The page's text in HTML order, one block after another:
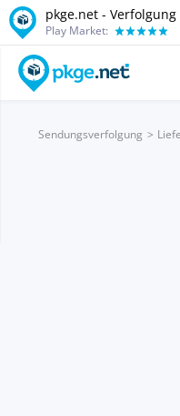
pkge.net - Verfolgung
Play Market:
Sendungsverfolgung